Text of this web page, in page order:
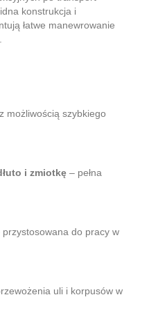
konstrukcja i
łatwe manewrowanie
z możliwością szybkiego
i zmiotkę – pełna
przystosowana do pracy w
uli i korpusów w